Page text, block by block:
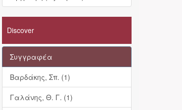
Discover
Συγγραφέα
Βαρδάκης, Σπ. (1)
Γαλάνης, Θ. Γ. (1)